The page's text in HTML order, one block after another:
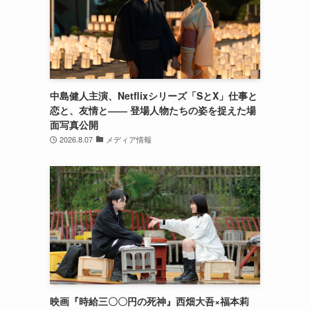
中島健人主演、Netflixシリーズ「SとX」仕事と
恋と、友情と―― 登場人物たちの姿を捉えた場
面写真公開
2026.8.07 メディア情報
映画『時給三〇〇円の死神』西畑大吾×福本莉